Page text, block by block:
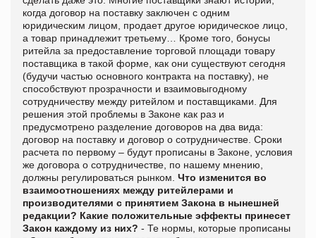
когда договор на поставку заключен с одним
юридическим лицом, продает другое юридическое лицо,
а товар принадлежит третьему… Кроме того, бонусы
ритейла за предоставление торговой площади товару
поставщика в такой форме, как они существуют сегодня
(будучи частью основного контракта на поставку), не
способствуют прозрачности и взаимовыгодному
сотрудничеству между ритейлом и поставщиками. Для
решения этой проблемы в Законе как раз и
предусмотрено разделение договоров на два вида:
договор на поставку и договор о сотрудничестве. Сроки
расчета по первому – будут прописаны в Законе, условия
же договора о сотрудничестве, по нашему мнению,
должны регулироваться рынком. Что изменится во
взаимоотношениях между ритейлерами и
производителями с принятием Закона в нынешней
редакции? Какие положительные эффекты принесет
Закон каждому из них? - Те нормы, которые прописаны